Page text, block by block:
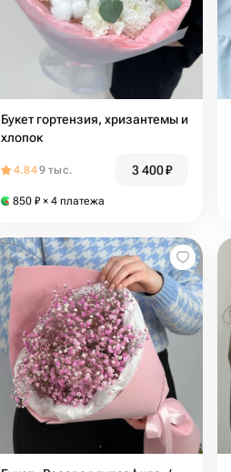
Букет гортензия, хризантемы и
хлопок
4.849 тыс. 3 400₽
850 ₽ × 4 платежа